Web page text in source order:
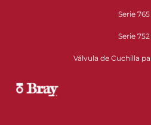
Serie 765
Serie 752
Válvula de Cuchilla